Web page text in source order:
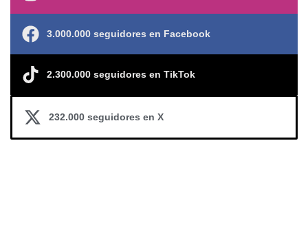
3.000.000 seguidores en Facebook
2.300.000 seguidores en TikTok
232.000 seguidores en X